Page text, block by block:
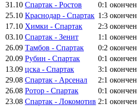
31.10 Спартак - Ростов 0:1 окончен
25.10 Краснодар - Спартак 1:3 окончен
17.10 Химки - Спартак 2:3 окончен
03.10 Спартак - Зенит 1:1 окончен
26.09 Тамбов - Спартак 0:2 окончен
20.09 Рубин - Спартак 0:1 окончен
13.09 цска - Спартак 3:1 окончен
29.08 Спартак - Арсенал 2:1 окончен
26.08 Ротор - Спартак 0:1 окончен
23.08 Спартак - Локомотив 2:1 окончен